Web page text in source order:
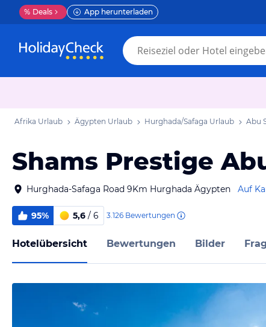
% Deals App herunterladen
Afrika Urlaub Ägypten Urlaub Hurghada/Safaga Urlaub Abu
Shams Prestige
Hurghada-Safaga Road 9Km Hurghada Ägypten Auf
95% 5,6 / 6 3.126 Bewertungen
Hotelübersicht Bewertungen Bilder